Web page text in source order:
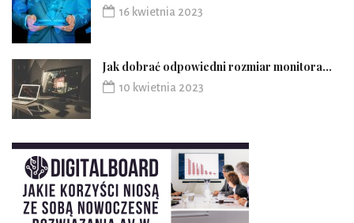
16 kwietnia 2023
Jak dobrać odpowiedni rozmiar monitora...
10 kwietnia 2023